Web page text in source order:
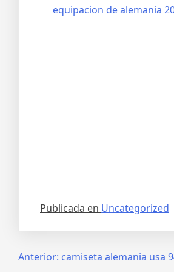
equipacion de alemania
Publicada en Uncategorized
Navegación
Anterior: camiseta alemania usa